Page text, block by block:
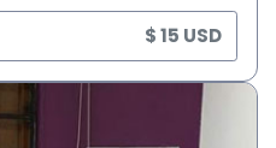
$ 15 USD